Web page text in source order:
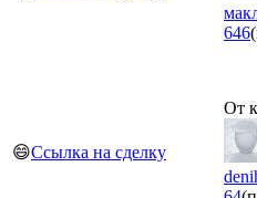
646
😄Ссылка на сделку
От